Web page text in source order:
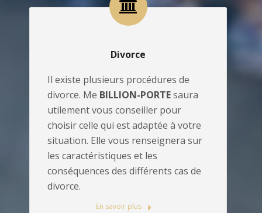
Divorce
Il existe plusieurs procédures de
divorce. Me BILLION-PORTEsaura
utilement vous conseiller pour
choisir celle qui est adaptée à votre
situation. Elle vous renseignera sur
les caractéristiques et les
conséquences des différents cas de
divorce.
En savoir plus